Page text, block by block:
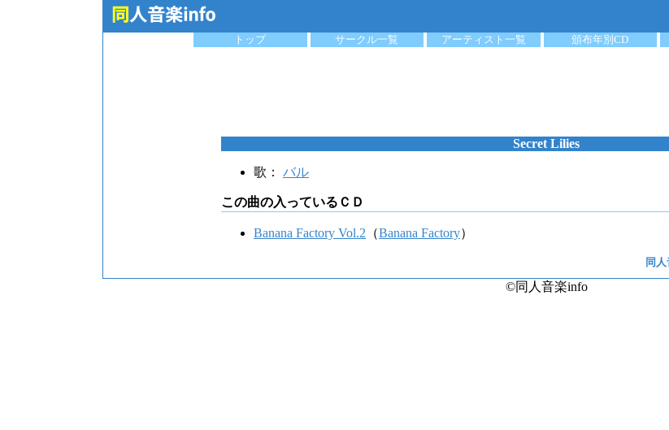
トップ
サークル一覧 アーティスト一覧 頒布年別CD
Secret Lilies
歌： バル
この曲の入っているＣＤ
Banana Factory Vol.2 （Banana Factory）
同
©同人音楽info